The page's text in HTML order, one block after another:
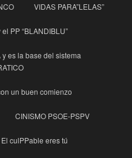
VIDAS PARA”LELAS”
PP “BLANDIBLU”
es la base del sistema
un buen comienzo
CINISMO PSOE-PSPV
culPPable eres tú